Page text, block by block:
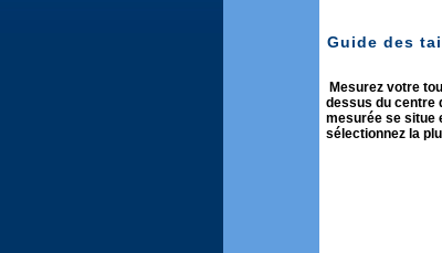
Guide des
Mesurez votre
dessus du centre
mesurée se situe
sélectionnez la